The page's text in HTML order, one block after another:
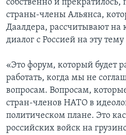
собственно и
страны-члены Альянса,
Даалдера, рассчитывают на
диалог с Россией на эту
«Это форум, который будет
работать, когда мы не
вопросам. Вопросам,
стран-членов НАТО в
политическом плане. Это
российских войск на